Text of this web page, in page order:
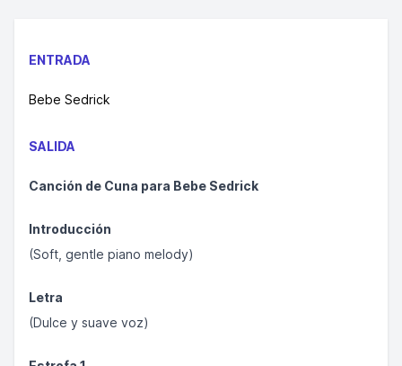
ENTRADA
Bebe Sedrick
SALIDA
Canción de Cuna para Bebe Sedrick
Introducción
(Soft, gentle piano melody)
Letra
(Dulce y suave voz)